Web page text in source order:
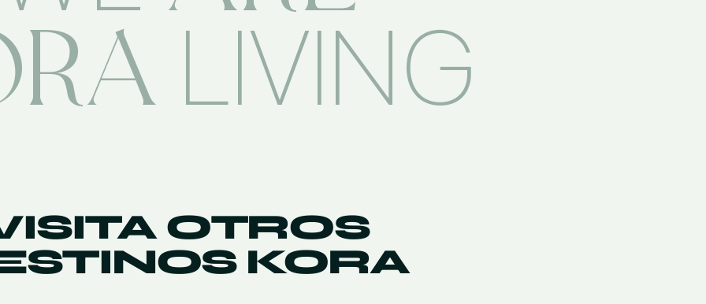
LIVING
OTROS
KORA